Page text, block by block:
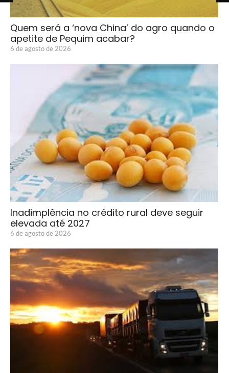
Quem será a ‘nova China’ do agro quando o
apetite de Pequim acabar?
6 de agosto de 2026
Inadimplência no crédito rural deve seguir
elevada até 2027
6 de agosto de 2026